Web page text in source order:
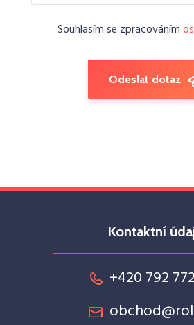
Souhlasím se zpracováním
Odeslat dotaz
Kontaktní
+420 792